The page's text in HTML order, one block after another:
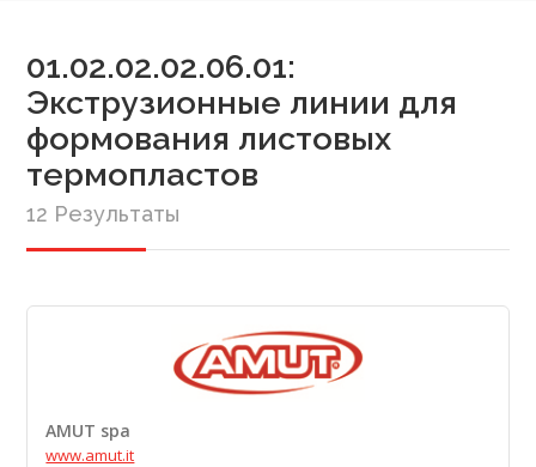
01.02.02.02.06.01:
Экструзионные линии для
формования листовых
термопластов
12 Результаты
AMUT spa
www.amut.it